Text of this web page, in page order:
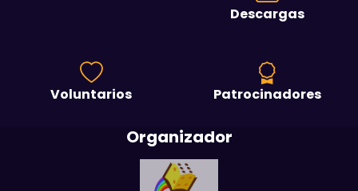
Descargas
Voluntarios Patrocinadores
Organizador